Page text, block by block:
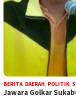
BERITA, DAERAH, POLITIK,
Jawara Golkar